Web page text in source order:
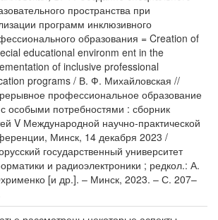
пространства при
программ инклюзивного
образования = Creation of
educational environm ent in the
of inclusive professional
programs / В. Ф. Михайловская //
профессиональное образование
особыми потребностями : сборник
V Международной научно-практической
Минск, 14 декабря 2023 /
государственный университет
и радиоэлектроники ; редкол.: А.
[и др.]. – Минск, 2023. – С. 207–